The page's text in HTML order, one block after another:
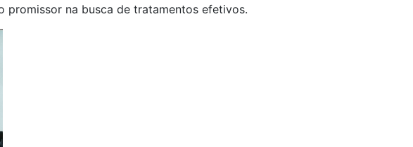
promissor na busca de tratamentos efetivos.